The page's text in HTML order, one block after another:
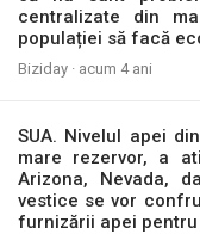
centralizate din
populației să facă
Biziday · acum 4 ani
SUA. Nivelul apei
mare rezervor, a
Arizona, Nevada,
vestice se vor
furnizării apei